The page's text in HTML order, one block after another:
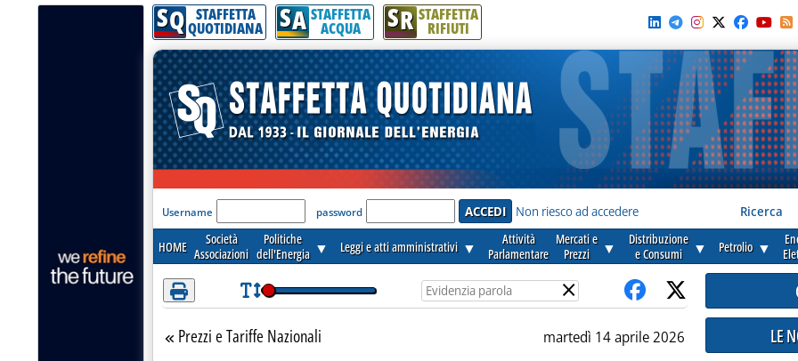
Attenzione! Esegui l'accesso per lèggere interamente la notizia.
SQ STAFFETTA
QUOTIDIANA SA STAFFETTA
ACQUA SR STAFFETTA
RIFIUTI
'Modulo Login per accedere'
Username password Non riesco ad accedere Ricerca
HOME
Società
Associazioni
Politiche
dell'Energia ▼ Leggi e atti amministrativi ▼
Attività
Parlamentare
Mercati e
Prezzi
▼
Distribuzione
e Consumi
▼ Petrolio ▼
×
Torna alla sezione
Prezzi e Tariffe Nazionali martedì 14 aprile 2026
LE